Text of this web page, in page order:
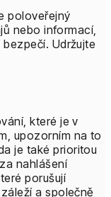
poloveřejný
nebo informací,
Udržujte
které je v
upozorním na to
je také prioritou
nahlášení
porušují
a společně